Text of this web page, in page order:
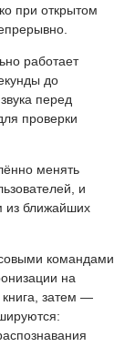
при открытом
работает
до
перед
проверки
менять
и
из ближайших
командами
на
затем —